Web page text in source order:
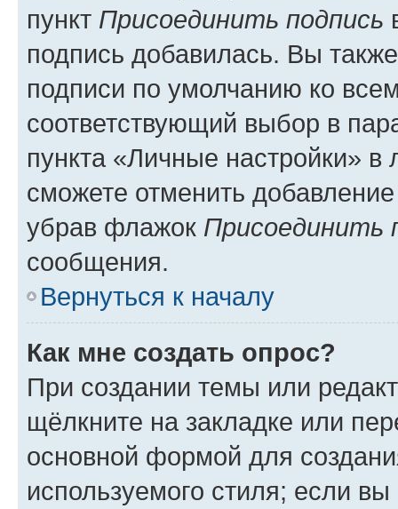
пункт Присоединить подпись
подпись добавилась. Вы
подписи по умолчанию ко
соответствующий выбор в
пункта «Личные настройки»
сможете отменить
убрав флажок Присоединить
сообщения.
Вернуться к началу
Как мне создать опрос?
При создании темы или
щёлкните на закладке или
основной формой для
используемого стиля; если